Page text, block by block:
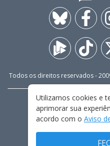
Todos os direitos reservados -
FALE
TERMOS E
Utilizamos cookies e
aprimorar sua
acordo com o Aviso